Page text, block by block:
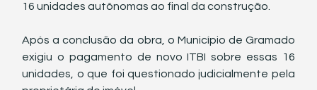
16 unidades autônomas ao final da construção.
Após a conclusão da obra, o Município de Gramado
exigiu o pagamento de novo ITBI sobre essas 16
unidades, o que foi questionado judicialmente pela